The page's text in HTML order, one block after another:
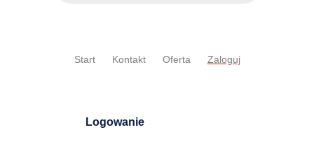
Start Kontakt Oferta Zaloguj
Logowanie